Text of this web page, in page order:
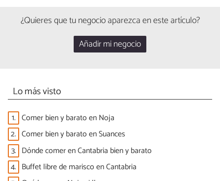
¿Quieres que tu negocio aparezca en este artículo?
Añadir mi negocio
Lo más visto
1. Comer bien y barato en Noja
2. Comer bien y barato en Suances
3. Dónde comer en Cantabria bien y barato
4. Buffet libre de marisco en Cantabria